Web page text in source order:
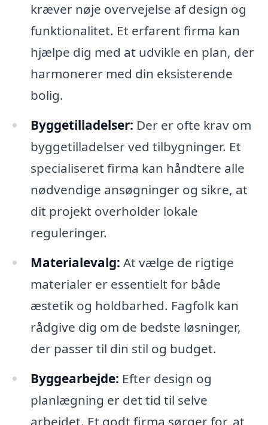
kræver nøje overvejelse af design og
funktionalitet. Et erfarent firma kan
hjælpe dig med at udvikle en plan, der
harmonerer med din eksisterende
bolig.
Byggetilladelser: Der er ofte krav om
byggetilladelser ved tilbygninger. Et
specialiseret firma kan håndtere alle
nødvendige ansøgninger og sikre, at
dit projekt overholder lokale
reguleringer.
Materialevalg: At vælge de rigtige
materialer er essentielt for både
æstetik og holdbarhed. Fagfolk kan
rådgive dig om de bedste løsninger,
der passer til din stil og budget.
Byggearbejde: Efter design og
planlægning er det tid til selve
arbejdet. Et godt firma sørger for, at